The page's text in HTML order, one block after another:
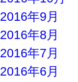
2016年9月
2016年8月
2016年7月
2016年6月